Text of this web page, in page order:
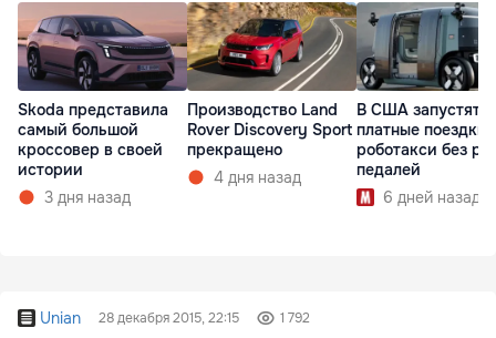
Skoda представила
самый большой
кроссовер в своей
истории
3 дня назад
Производство Land
Rover Discovery Sport
прекращено
4 дня назад
В США запустят
платные поездки
роботакси без
педалей
6 дней назад
Unian 28 декабря 2015, 22:15 1 792